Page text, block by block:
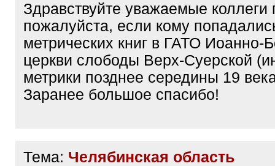
Здравствуйте уважаемые коллеги
пожалуйста, если кому
метрических книг в ГАТО Иоанно-
церкви слободы Верх-Суерской
метрики позднее середины 19
Заранее большое спасибо!
Тема: Челябинская область